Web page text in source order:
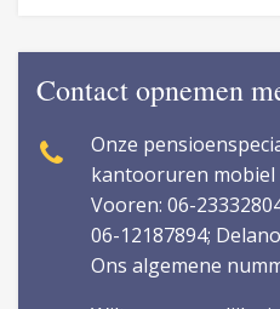
Contact opnemen
Onze
kantooruren mobiel
Vooren: 06-
06-12187894;
Ons algemene